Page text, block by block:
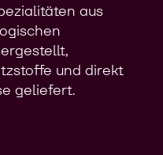
aus
und direkt
geliefert.